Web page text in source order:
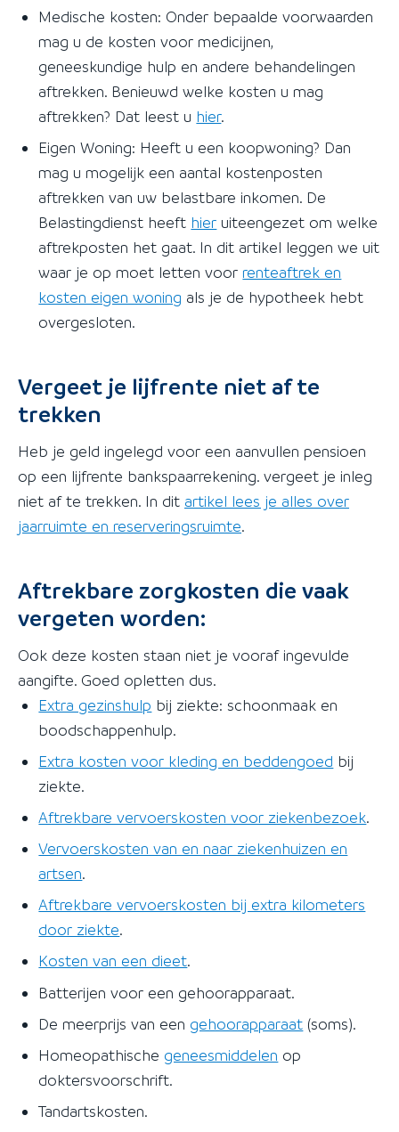
Medische kosten: Onder bepaalde voorwaarden
mag u de kosten voor medicijnen,
geneeskundige hulp en andere behandelingen
aftrekken. Benieuwd welke kosten u mag
aftrekken? Dat leest u hier.
Eigen Woning: Heeft u een koopwoning? Dan
mag u mogelijk een aantal kostenposten
aftrekken van uw belastbare inkomen. De
Belastingdienst heeft hier uiteengezet om welke
aftrekposten het gaat. In dit artikel leggen we uit
waar je op moet letten voorrenteaftrek en
kosten eigen woning als je de hypotheek hebt
overgesloten.
Vergeet je lijfrente niet af te
trekken
Heb je geld ingelegd voor een aanvullen pensioen
op een lijfrente bankspaarrekening. vergeet je inleg
niet af te trekken. In dit artikel lees je alles over
jaarruimte en reserveringsruimte.
Aftrekbare zorgkosten die vaak
vergeten worden:
Ook deze kosten staan niet je vooraf ingevulde
aangifte. Goed opletten dus.
Extra gezinshulp bij ziekte: schoonmaak en
boodschappenhulp.
Extra kosten voor kleding en beddengoed bij
ziekte.
Aftrekbare vervoerskosten voor ziekenbezoek.
Vervoerskosten van en naar ziekenhuizen en
artsen.
Aftrekbare vervoerskosten bij extra kilometers
door ziekte.
Kosten van een dieet.
Batterijen voor een gehoorapparaat.
De meerprijs van een gehoorapparaat (soms).
Homeopathische geneesmiddelen op
doktersvoorschrift.
Tandartskosten.